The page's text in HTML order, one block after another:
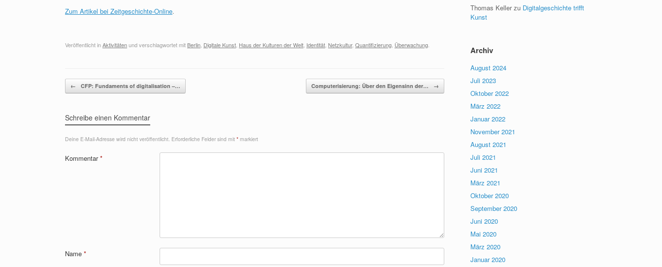
Zum Artikel bei Zeitgeschichte-Online.
Veröffentlicht inAktivitätenund verschlagwortet mit Berlin Digitale Kunst Haus der Kulturen der Welt Identität Netzkultur, Quantifizierung Überwachung
Beitragsnavigation
← CFP: Fundaments of digitalisation –… Computerisierung: Über den Eigensinn der… →
Schreibe einen Kommentar
Deine E-Mail-Adresse wird nicht veröffentlicht. Erforderliche Felder sind mit * markiert
Kommentar*
Name *
Thomas Kellerzu Digitalgeschichte trifft
Kunst
Archiv
August 2024
Juli 2023
Oktober 2022
März 2022
Januar 2022
November 2021
August 2021
Juli 2021
Juni 2021
März 2021
Oktober 2020
September 2020
Juni 2020
Mai 2020
März 2020
Januar 2020